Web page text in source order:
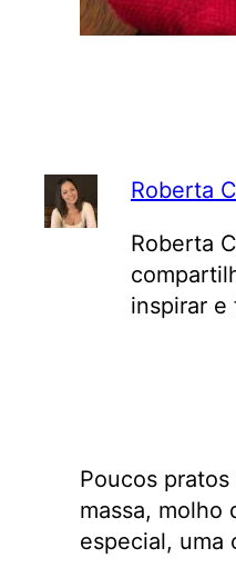
Roberta
Roberta
inspirar e
Poucos
massa, molho
especial, uma